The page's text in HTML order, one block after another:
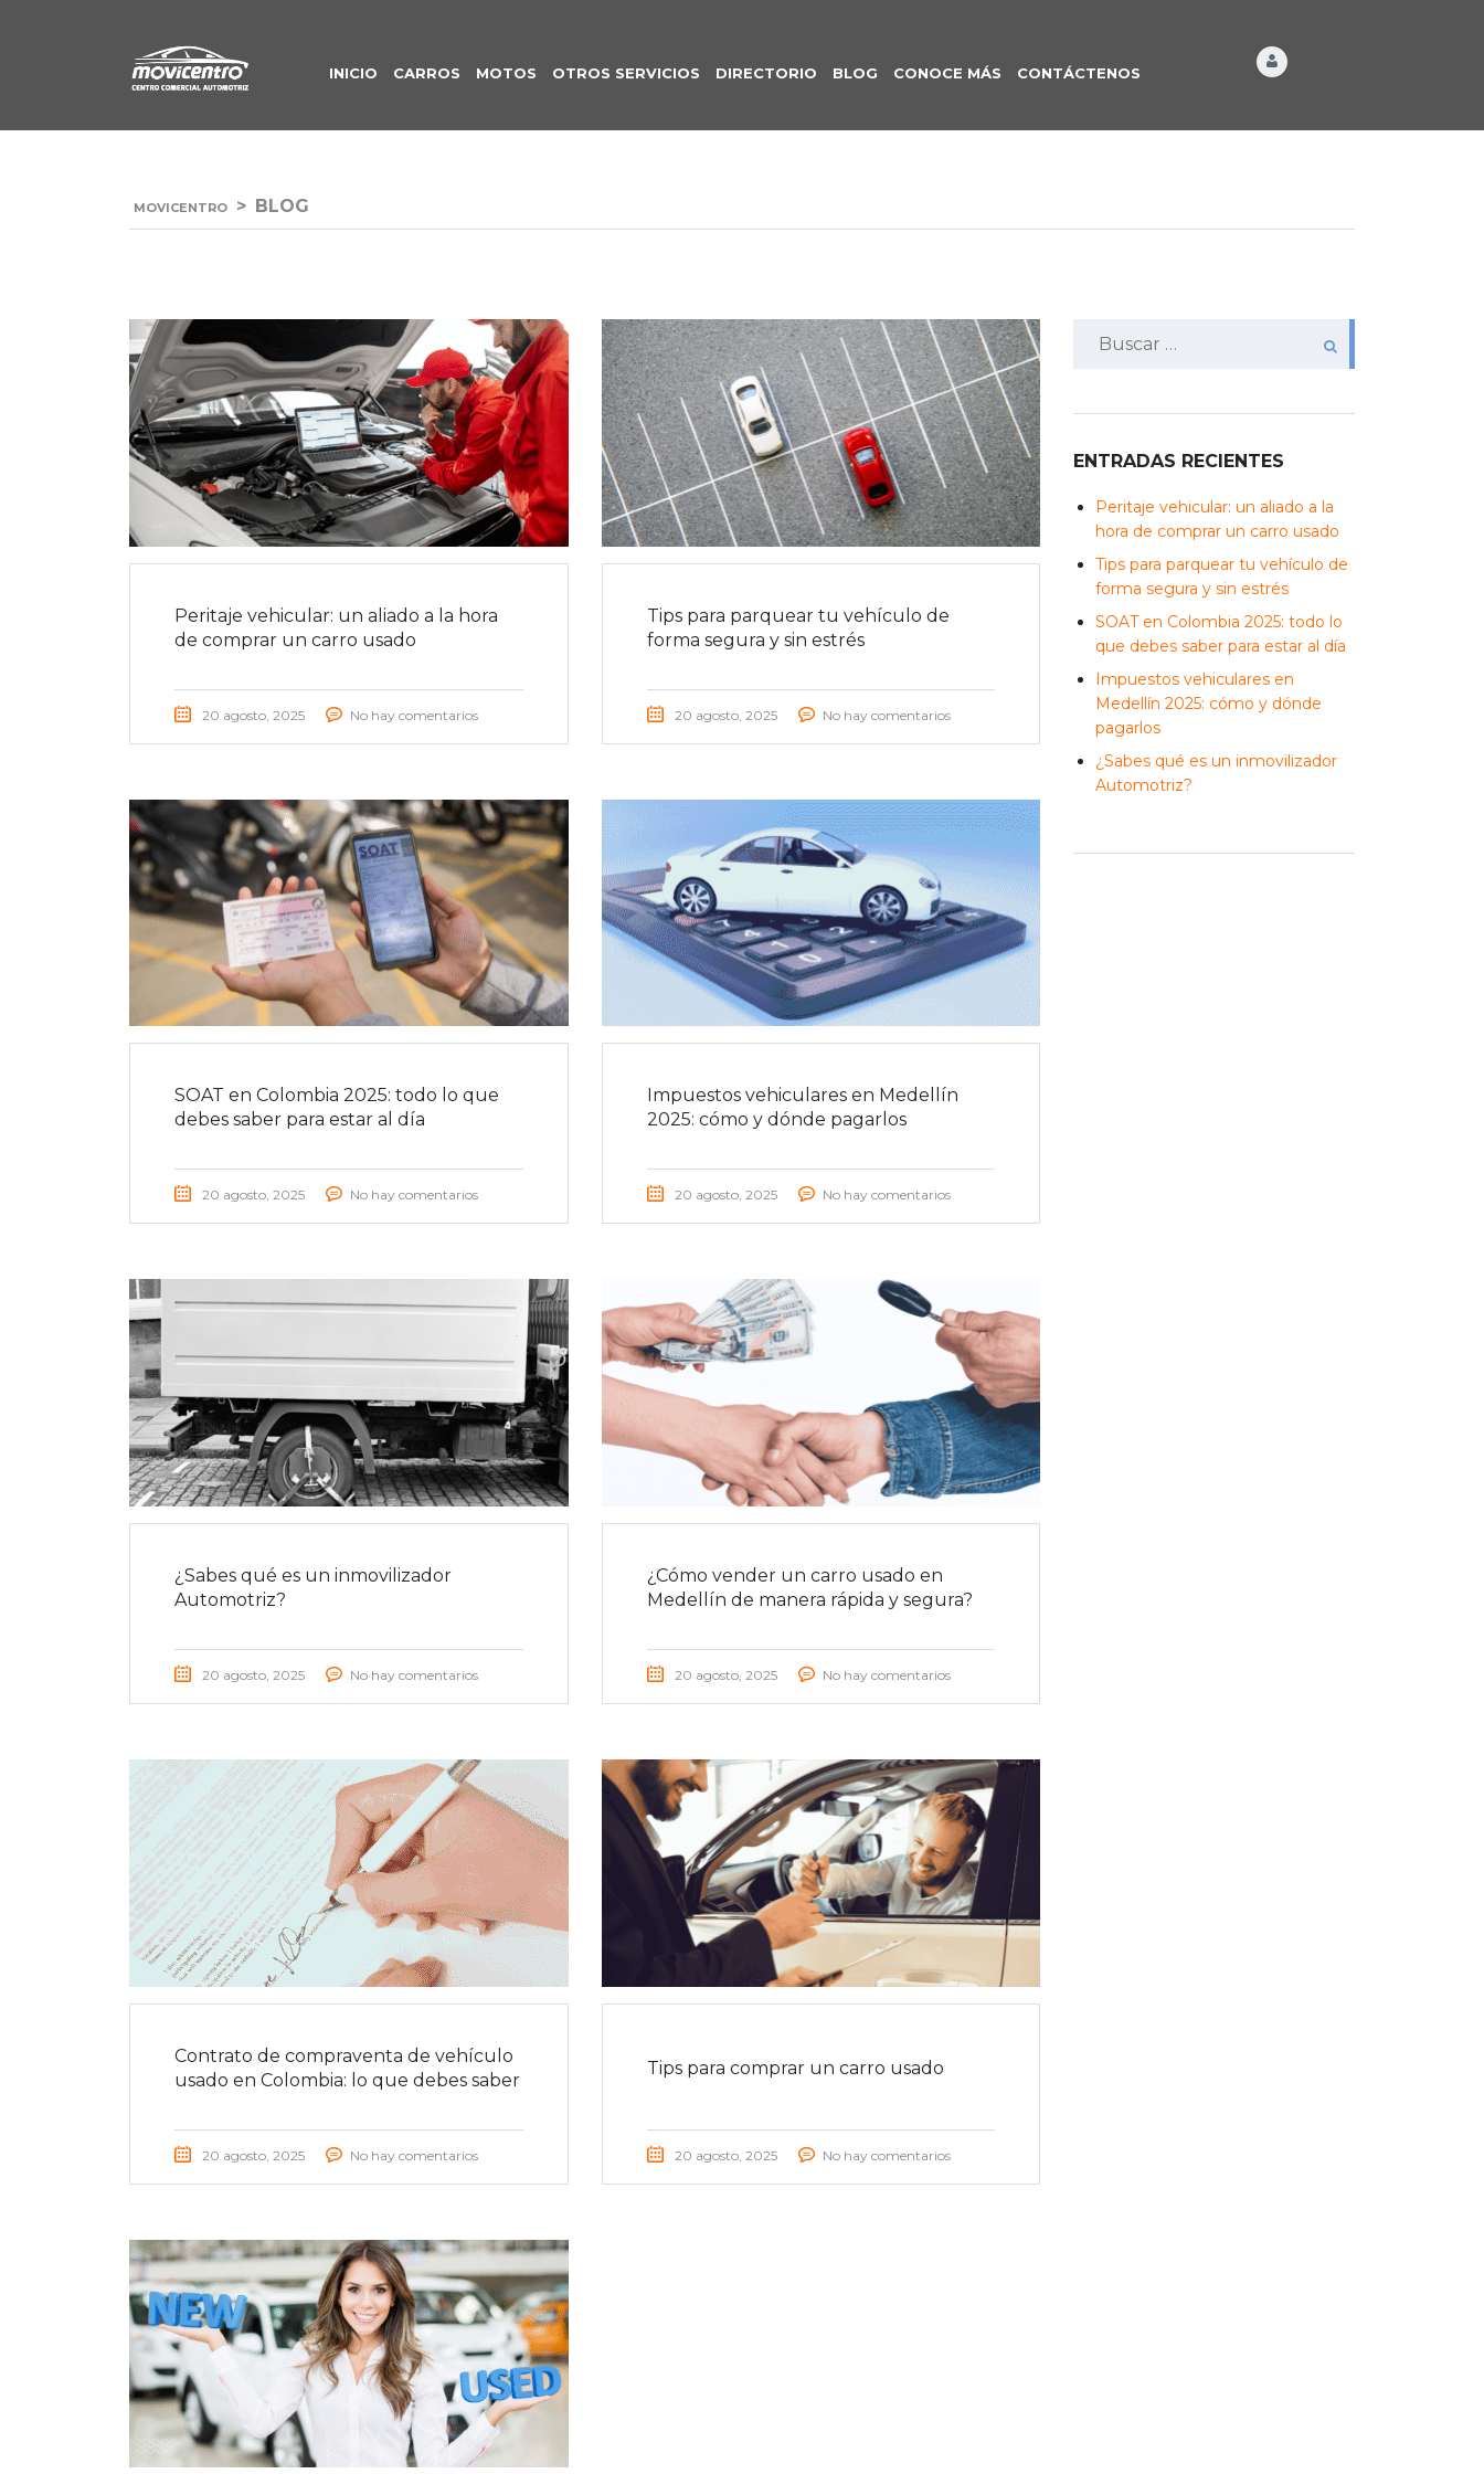
INICIO CARROS MOTOS OTROS SERVICIOS DIRECTORIO BLOG CONOCE MÁS CONTÁCTENOS
MOVICENTRO > BLOG
Peritaje vehicular: un aliado a la hora
de comprar un carro usado
20 agosto, 2025 No hay comentarios
Tips para parquear tu vehículo de
forma segura y sin estrés
20 agosto, 2025 No hay comentarios
SOAT en Colombia 2025: todo lo que
debes saber para estar al día
20 agosto, 2025 No hay comentarios
Impuestos vehiculares en Medellín
2025: cómo y dónde pagarlos
20 agosto, 2025 No hay comentarios
¿Sabes qué es un inmovilizador
Automotriz?
20 agosto, 2025 No hay comentarios
¿Cómo vender un carro usado en
Medellín de manera rápida y segura?
20 agosto, 2025 No hay comentarios
Contrato de compraventa de vehículo
usado en Colombia: lo que debes saber
20 agosto, 2025 No hay comentarios
Tips para comprar un carro usado
20 agosto, 2025 No hay comentarios
ENTRADAS RECIENTES
Peritaje vehicular: un aliado a la
hora de comprar un carro usado
Tips para parquear tu vehículo de
forma segura y sin estrés
SOAT en Colombia 2025: todo lo
que debes saber para estar al día
Impuestos vehiculares en
Medellín 2025: cómo y dónde
pagarlos
¿Sabes qué es un inmovilizador
Automotriz?